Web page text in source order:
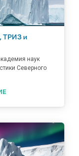
ТРИЗ и
наук
Северного